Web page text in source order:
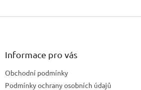
Z
Informace pro vás
Obchodní podmínky
Podmínky ochrany osobních údajů